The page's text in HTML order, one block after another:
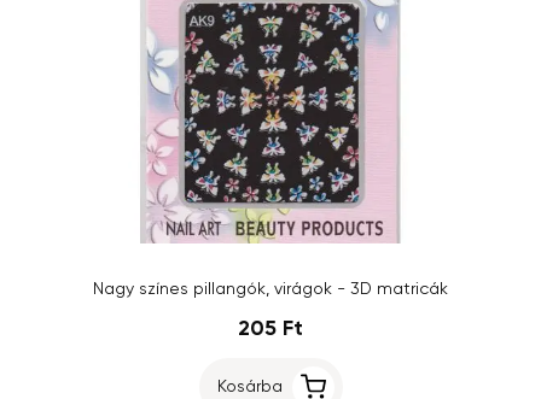
Nagy színes pillangók, virágok - 3D matricák
205 Ft
Kosárba